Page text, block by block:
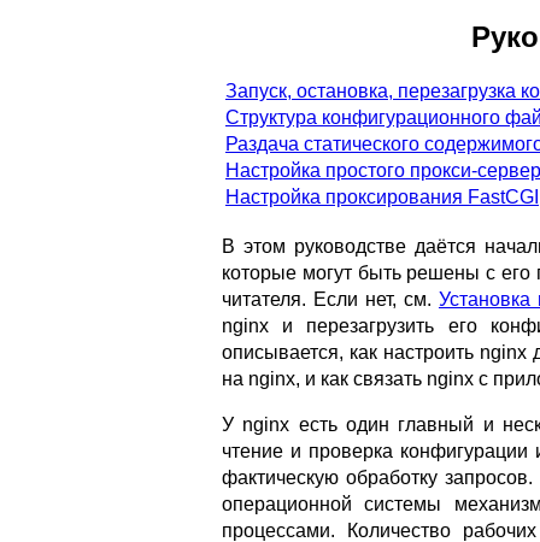
Запуск, остановка, перезагрузка
Структура конфигурационного
Раздача статического
Настройка простого прокси-
Настройка проксирования FastCGI
В этом руководстве даётся
которые могут быть решены с
читателя. Если нет, см. Установка
nginx и перезагрузить его
описывается, как настроить nginx
на nginx, и как связать nginx с
У nginx есть один главный и
чтение и проверка
фактическую обработку
операционной системы
процессами. Количество